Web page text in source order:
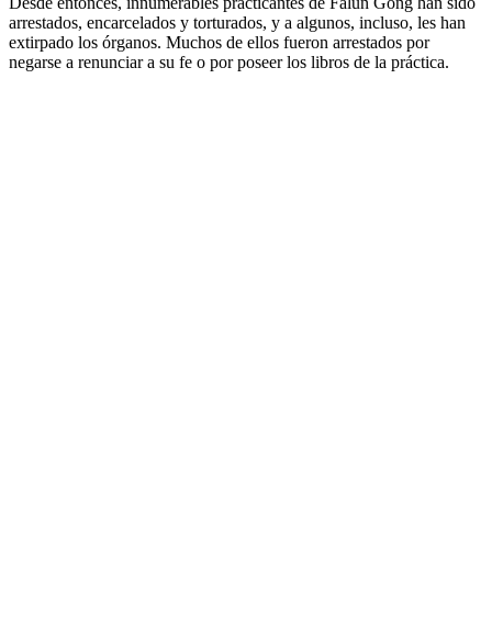
arrestados, encarcelados y torturados, y a algunos, incluso, les han
extirpado los órganos. Muchos de ellos fueron arrestados por
negarse a renunciar a su fe o por poseer los libros de la práctica.